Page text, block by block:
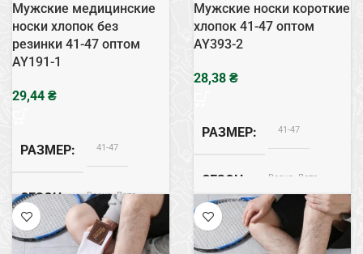
Мужские медицинские
носки хлопок без
резинки 41-47 оптом
AY191-1
₴
РАЗМЕР 41-47
СЕЗОН Весна, Лето
СОСТАВ Хлопок
Мужские носки короткие
хлопок 41-47 оптом
AY393-2
₴
РАЗМЕР 41-47
СЕЗОН Весна, Лето
СОСТАВ Хлопок